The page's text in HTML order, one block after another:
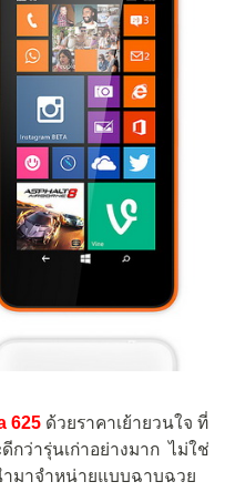
625 ด้วยราคาเย้ายวนใจ ที่
กว่ารุ่นเก่าอย่างมาก ไม่ใช่
ำมาจำหน่ายแบบฉาบฉวย